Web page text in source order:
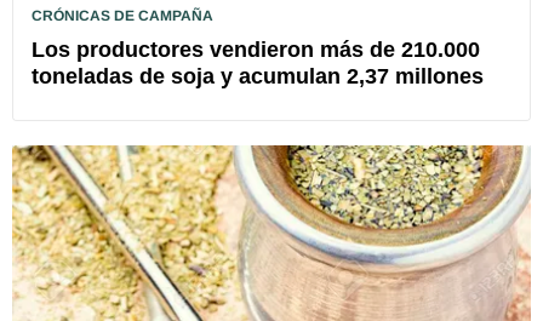
CRÓNICAS DE CAMPAÑA
Los productores vendieron más de 210.000
toneladas de soja y acumulan 2,37 millones